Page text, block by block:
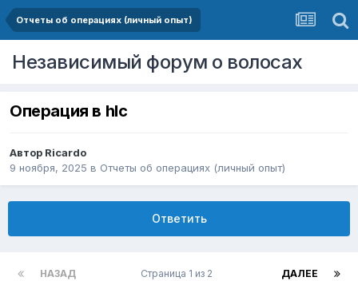
Отчеты об операциях (личный опыт)
Независимый форум о волосах
Операция в hlc
Автор Ricardo
9 ноября, 2025 в Отчеты об операциях (личный опыт)
Ответить
НАЗАД ДАЛЕЕ
Страница 1 из 2